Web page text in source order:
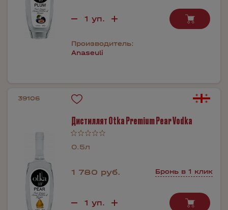
Производитель:
Anaseuli
39106
Дистиллят Otka Premium Pear Vodka
0.5л
1 780 руб. Бронь в 1 клик